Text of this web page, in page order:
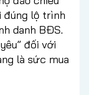
đúng lộ trình
danh BĐS.
đối với
là sức mua